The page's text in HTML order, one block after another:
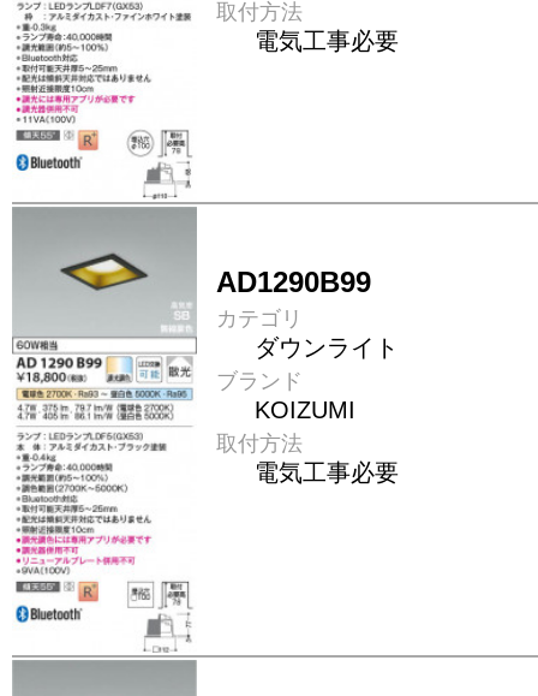
取付方法
電気工事必要
AD1290B99
カテゴリ
ダウンライト
ブランド
KOIZUMI
取付方法
電気工事必要